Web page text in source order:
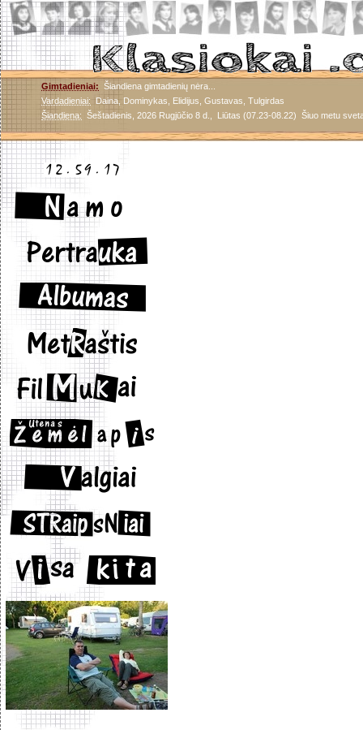
Gimtadieniai: Šiandiena gimtadienių nėra...
Vardadieniai:
Daina Dominykas Elidijus Gustavas Tulgirdas
Šiandiena: Šeštadienis, 2026 Rugjūčio 8 d., Liūtas (07.23-08.22) Šiuo metu